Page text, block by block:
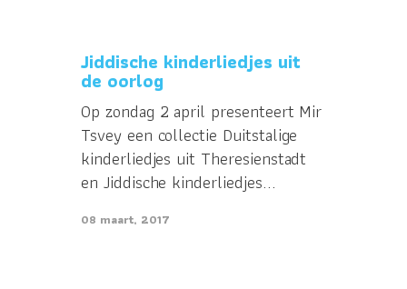
Jiddische kinderliedjes uit
de oorlog
Op zondag 2 april presenteert Mir
Tsvey een collectie Duitstalige
kinderliedjes uit Theresienstadt
en Jiddische kinderliedjes...
08 maart, 2017